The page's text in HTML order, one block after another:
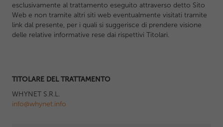
esclusivamente al trattamento eseguito attraverso detto Sito
Web e non tramite altri siti web eventualmente visitati tramite
link dal presente, per i quali si suggerisce di prendere visione
delle relative informative rese dai rispettivi Titolari.
TITOLARE DEL TRATTAMENTO
WHYNET S.R.L.
info@whynet.info